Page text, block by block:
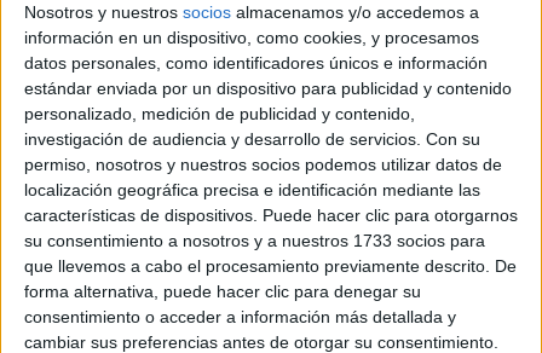
Nosotros y nuestros socios almacenamos y/o accedemos a
información en un dispositivo, como cookies, y procesamos
datos personales, como identificadores únicos e información
estándar enviada por un dispositivo para publicidad y contenido
personalizado, medición de publicidad y contenido,
investigación de audiencia y desarrollo de servicios. Con su
permiso, nosotros y nuestros socios podemos utilizar datos de
localización geográfica precisa e identificación mediante las
características de dispositivos. Puede hacer clic para otorgarnos
su consentimiento a nosotros y a nuestros 1733 socios para
que llevemos a cabo el procesamiento previamente descrito. De
forma alternativa, puede hacer clic para denegar su
consentimiento o acceder a información más detallada y
cambiar sus preferencias antes de otorgar su consentimiento.
Piedra Natural
Qué es Dónde
Excavaciones y Sondeos Qué es Dónde
Ciclos Formativos deTítulo
Profesional Básico
Ciclos de Título Profesional Básico de la familia Industrias Extractivas
Ciclo Formativo
Descripción
Dónde se estudia